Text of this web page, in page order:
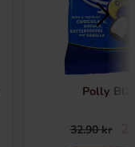
Polly
32.90 kr